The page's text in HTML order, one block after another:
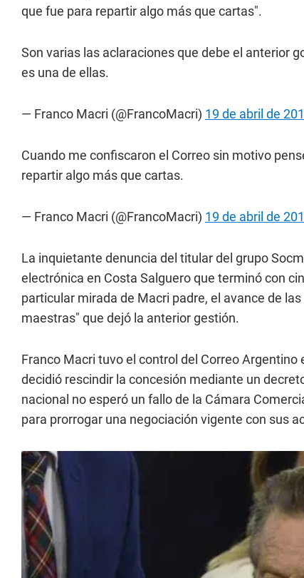
que fue para repartir algo más que cartas".
Son varias las aclaraciones que debe el anterior
es una de ellas.
— Franco Macri (@FrancoMacri) 19 de abril de
Cuando me confiscaron el Correo sin motivo
repartir algo más que cartas.
— Franco Macri (@FrancoMacri) 19 de abril de
La inquietante denuncia del titular del grupo
electrónica en Costa Salguero que terminó con
particular mirada de Macri padre, el avance de
maestras" que dejó la anterior gestión.
Franco Macri tuvo el control del Correo
decidió rescindir la concesión mediante un
nacional no esperó un fallo de la Cámara
para prorrogar una negociación vigente con sus